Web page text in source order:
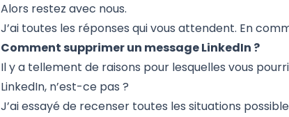
Alors restez avec nous.
J’ai toutes les réponses qui vous attendent. En
Comment supprimer un message LinkedIn ?
Il y a tellement de raisons pour lesquelles vous
LinkedIn, n’est-ce pas ?
J’ai essayé de recenser toutes les situations